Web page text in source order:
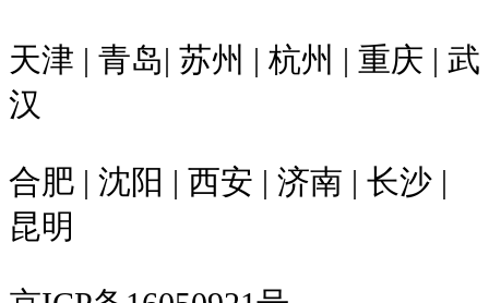
天津 | 青岛| 苏州 | 杭州 | 重庆 | 武
汉
合肥 | 沈阳 | 西安 | 济南 | 长沙 |
昆明